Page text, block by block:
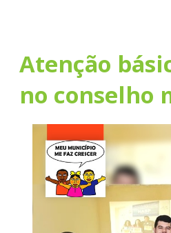
Atenção
no conselho